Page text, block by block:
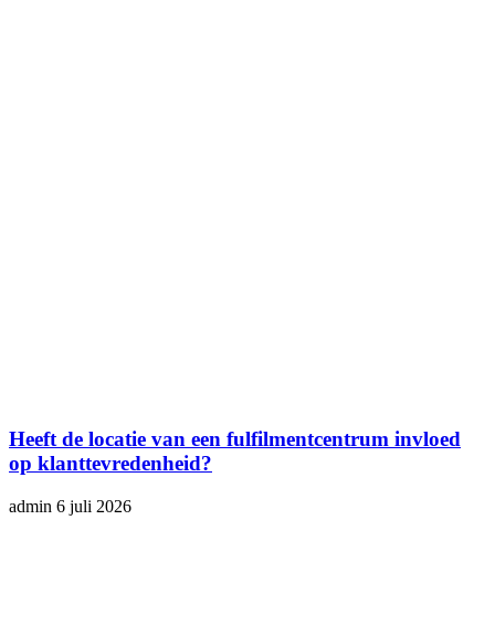
Heeft de locatie van een fulfilmentcentrum invloed
op klanttevredenheid?
admin 6 juli 2026